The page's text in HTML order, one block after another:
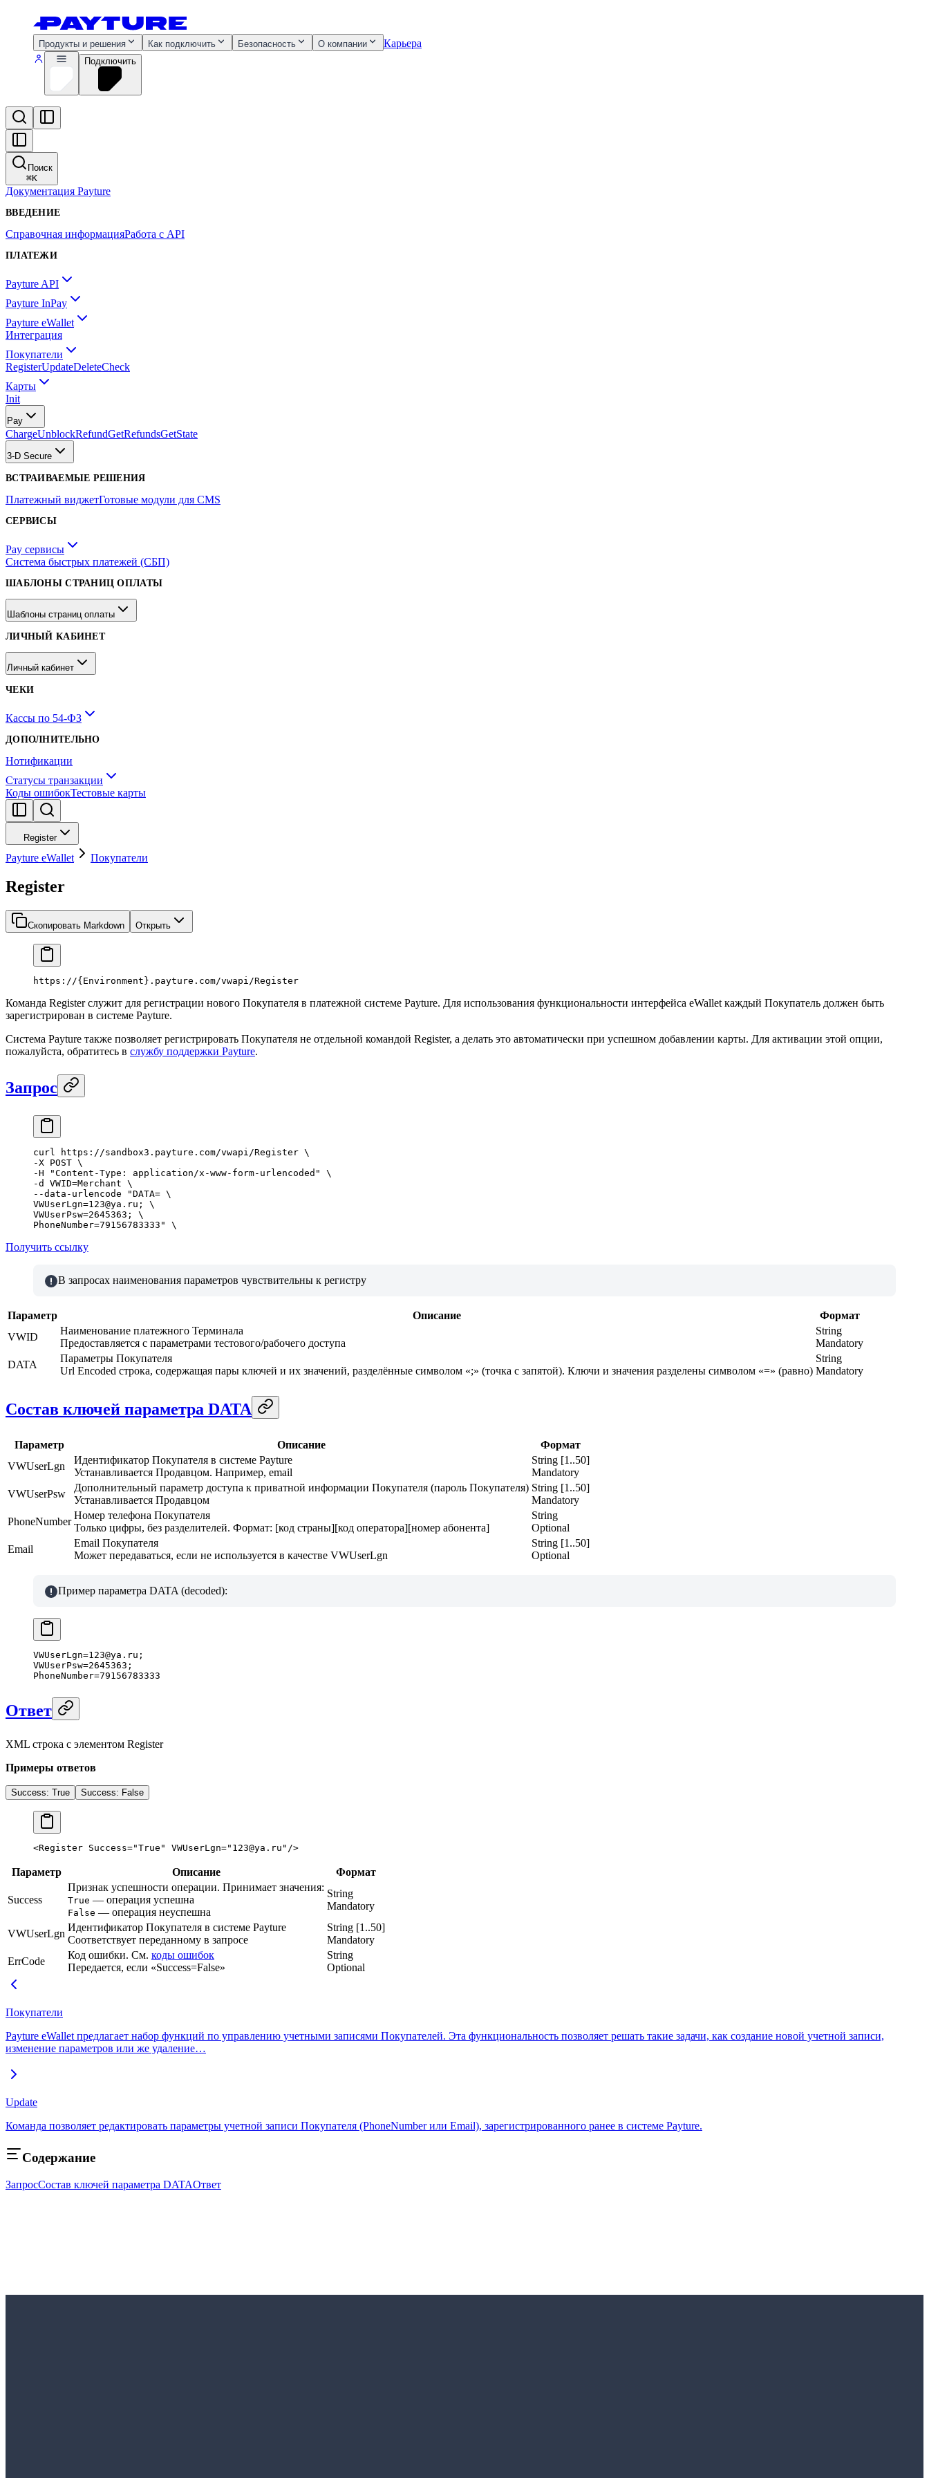
Продукты и решения Как подключить Безопасность О компании Карьера
Подключить
Поиск
⌘K
Документация Payture
ВВЕДЕНИЕ
Справочная информацияРабота с API
ПЛАТЕЖИ
Payture API
Payture InPay
Payture eWallet
Интеграция
Покупатели
RegisterUpdateDeleteCheck
Карты
Init
Pay
ChargeUnblockRefundGetRefundsGetState
3-D Secure
ВСТРАИВАЕМЫЕ РЕШЕНИЯ
Платежный виджетГотовые модули для CMS
СЕРВИСЫ
Pay сервисы
Система быстрых платежей (СБП)
ШАБЛОНЫ СТРАНИЦ ОПЛАТЫ
Шаблоны страниц оплаты
ЛИЧНЫЙ КАБИНЕТ
Личный кабинет
ЧЕКИ
Кассы по 54-ФЗ
ДОПОЛНИТЕЛЬНО
Нотификации
Статусы транзакции
Коды ошибокТестовые карты
Register
Payture eWallet Покупатели
Register
Скопировать Markdown Открыть
https://{ Environment }.payture.com/vwapi/Register
Команда Register служит для регистрации нового Покупателя в платежной системе Payture. Для использования функциональности интерфейса eWallet каждый Покупатель должен быть
зарегистрирован в системе Payture.
Система Payture также позволяет регистрировать Покупателя не отдельной командой Register, а делать это автоматически при успешном добавлении карты. Для активации этой опции,
пожалуйста, обратитесь в службу поддержки Payture.
Запрос
curl https : //sandbox3.payture.com/vwapi/Register \
-X POST \
-H "Content-Type: application/x-www-form-urlencoded"
\
-d VWID=Merchant \
--data - urlencode "DATA= \
VWUserLgn=123@ya.ru; \
VWUserPsw=2645363; \
PhoneNumber=79156783333"
\
Получить ссылку
В запросах наименования параметров чувствительны к регистру
Параметр Описание
Формат
VWID
Наименование платежного Терминала
Предоставляется с параметрами тестового/рабочего доступа
String
Mandatory
DATA
Параметры Покупателя
Url Encoded строка, содержащая пары ключей и их значений, разделённые символом «;» (точка с запятой). Ключи и значения разделены символом «=» (равно)
String
Mandatory
Состав ключей параметра DATA
Параметр Описание
Формат
VWUserLgn
Идентификатор Покупателя в системе Payture
Устанавливается Продавцом. Например, email
String [1..50]
Mandatory
VWUserPsw
Дополнительный параметр доступа к приватной информации Покупателя (пароль Покупателя)
Устанавливается Продавцом
String [1..50]
Mandatory
PhoneNumber
Номер телефона Покупателя
Только цифры, без разделителей. Формат: [код страны][код оператора][номер абонента]
String
Optional
Email
Email Покупателя
Может передаваться, если не используется в качестве VWUserLgn
String [1..50]
Optional
Пример параметра DATA (decoded):
VWUserLgn=123@ya . ru ;
VWUserPsw=2645363 ;
PhoneNumber=79156783333
Ответ
XML строка с элементом Register
Примеры ответов
Success: True Success: False
<Register Success="True" VWUserLgn="123@ya.ru" />
Параметр Описание Формат
Success
Признак успешности операции. Принимает значения:
True — операция успешна
False — операция неуспешна
String
Mandatory
VWUserLgn
Идентификатор Покупателя в системе Payture
Соответствует переданному в запросе
String [1..50]
Mandatory
ErrCode
Код ошибки. См. коды ошибок
Передается, если «Success=False»
String
Optional
Покупатели
Payture eWallet предлагает набор функций по управлению учетными записями Покупателей. Эта функциональность позволяет решать такие задачи, как создание новой учетной записи,
изменение параметров или же удаление…
Update
Команда позволяет редактировать параметры учетной записи Покупателя (PhoneNumber или Email), зарегистрированного ранее в системе Payture.
Содержание
ЗапросСостав ключей параметра DATAОтвет